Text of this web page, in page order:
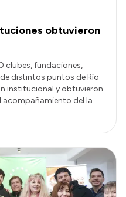
obtuvieron
clubes, fundaciones,
distintos puntos de Río
institucional y obtuvieron
acompañamiento del la